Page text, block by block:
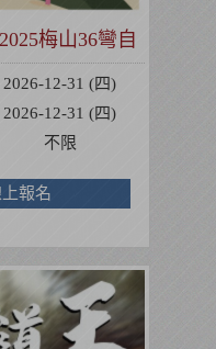
梅山36彎自
挑戰賽
2026-12-31 (四)
2026-12-31 (四)
不限
報名